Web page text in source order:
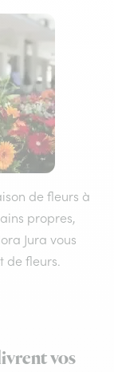
de fleurs à
propres,
Jura vous
de fleurs.
vos